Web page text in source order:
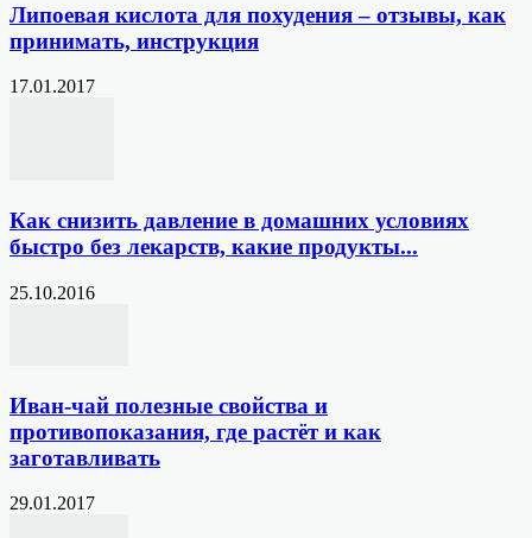
Липоевая кислота для похудения – отзывы, как
принимать, инструкция
17.01.2017
Как снизить давление в домашних условиях
быстро без лекарств, какие продукты...
25.10.2016
Иван-чай полезные свойства и
противопоказания, где растёт и как
заготавливать
29.01.2017